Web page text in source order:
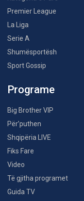
Premier League
La Liga
Serie A
Shumësportësh
Sport Gossip
Programe
Big Brother VIP
Për’puthen
Shqipëria LIVE
Fiks Fare
Video
Të gjitha programet
Guida TV